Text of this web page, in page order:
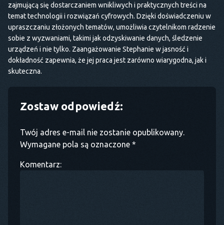
zajmującą się dostarczaniem wnikliwych i praktycznych treści na
temat technologii i rozwiązań cyfrowych. Dzięki doświadczeniu w
upraszczaniu złożonych tematów, umożliwia czytelnikom radzenie
sobie z wyzwaniami, takimi jak odzyskiwanie danych, śledzenie
urządzeń i nie tylko. Zaangażowanie Stephanie w jasność i
dokładność zapewnia, że jej praca jest zarówno wiarygodna, jak i
skuteczna.
Zostaw odpowiedź:
Twój adres e-mail nie zostanie opublikowany.
Wymagane pola są oznaczone *
Komentarz: